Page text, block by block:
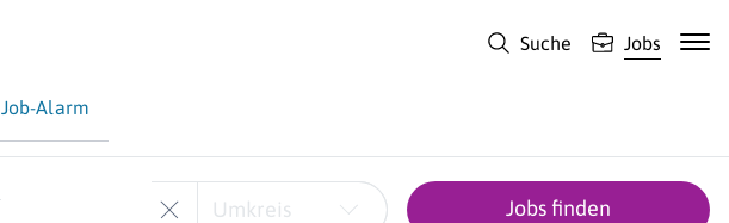
Suche Jobs
Job-Alarm
Umkreis Jobs finden